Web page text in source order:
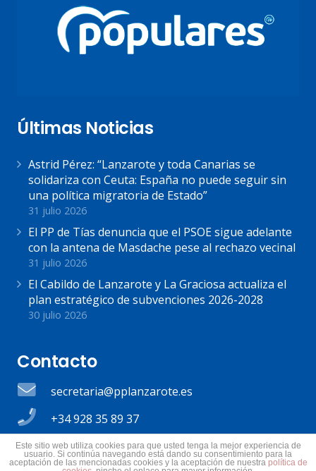
Últimas Noticias
Astrid Pérez: “Lanzarote y toda Canarias se
solidariza con Ceuta: España no puede seguir sin
una política migratoria de Estado”
31 julio 2026
El PP de Tías denuncia que el PSOE sigue adelante
con la antena de Masdache pese al rechazo vecinal
31 julio 2026
El Cabildo de Lanzarote y La Graciosa actualiza el
plan estratégico de subvenciones 2026-2028
30 julio 2026
Contacto
secretaria@pplanzarote.es
+34 928 35 89 37
Av. Alcalde Ginés de la Hoz, 12, 35500 Arrecife,
Las Palmas
Este sitio web utiliza cookies para que usted tenga la mejor experiencia de
usuario. Si continúa navegando está dando su consentimiento para la
aceptación de las mencionadas cookies y la aceptación de nuestra política de